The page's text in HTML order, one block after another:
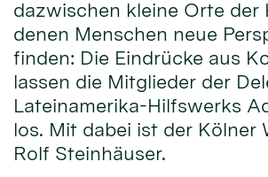
dazwischen kleine Orte der
denen Menschen neue
finden: Die Eindrücke aus
lassen die Mitglieder der
Lateinamerika-Hilfswerks
los. Mit dabei ist der Kölner
Rolf Steinhäuser.